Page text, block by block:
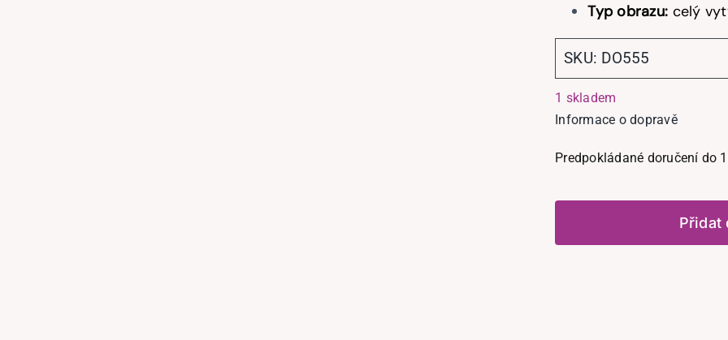
Typ obrazu: celý
SKU: DO555
1 skladem
Informace o dopravě
Predpokládané doručení do
Přidat